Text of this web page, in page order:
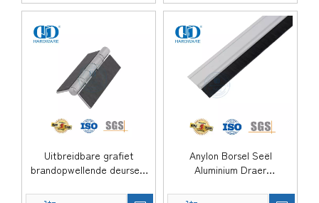
Uitbreidbare grafiet
brandopwellende deurseël
Intumescent Pad-DDIG001
Anylon Borsel Seël
Aluminium Draer
Koue Lug Bestendige